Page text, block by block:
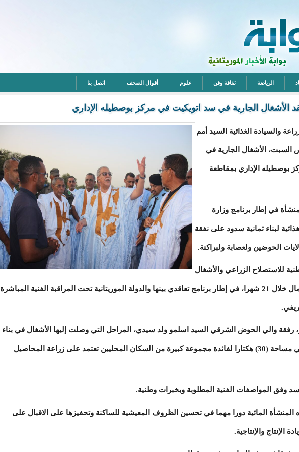
الرياضة ثقافة وفن علوم أقوال الصحف اتصل بنا
الأشغال الجارية في سد اتويكيت في مركز بوصطيله الإداري
والسيادة الغذائية السيد أمم
السبت، الأشغال الجارية في
بوصطيله الإداري بمقاطعة
في إطار برنامج وزارة
لبناء ثمانية سدود على نفقة
الحوضين ولعصابة ولبراكنة.
للاستصلاح الزراعي والأشغال
“سنات” تنفيذ الأعمال خلال 21 شهرا، في إطار برنامج تعاقدي بينها والدولة الموريتانية تحت المراقبة الفنية المباشرة
رفقة والي الحوض الشرقي السيد اسلمو ولد سيدي، المراحل التي وصلت إليها الأشغال في بناء
هذا السد الذي يغطي مساحة (30) هكتارا لفائدة مجموعة كبيرة من السكان المحليين تعتمد على زراعة المحاصيل
وفق المواصفات الفنية المطلوبة وبخبرات وطنية.
المنشأة المائية دورا مهما في تحسين الظروف المعيشية للساكنة وتحفيزها على الاقبال على
الإنتاج والإنتاجية.